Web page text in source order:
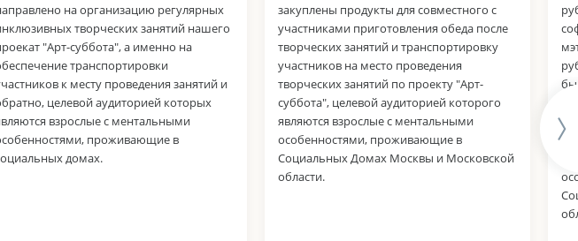
на организацию регулярных
творческих занятий нашего
"Арт-суббота", а именно на
транспортировки
к месту проведения занятий и
целевой аудиторией которых
взрослые с ментальными
проживающие в
домах.
закуплены продукты для совместного с
участниками приготовления обеда после
творческих занятий и транспортировку
участников на место проведения
творческих занятий по проекту "Арт-
суббота", целевой аудиторией которого
являются взрослые с ментальными
особенностями, проживающие в
Социальных Домах Москвы и Московской
области.